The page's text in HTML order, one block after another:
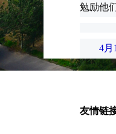
勉励他
4月
林和郊
要深入
扎实推
友情链